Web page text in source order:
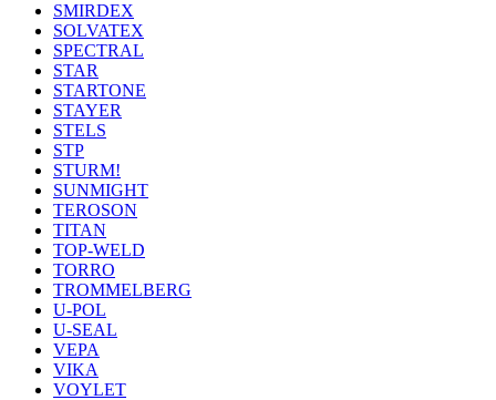
SMIRDEX
SOLVATEX
SPECTRAL
STAR
STARTONE
STAYER
STELS
STP
STURM!
SUNMIGHT
TEROSON
TITAN
TOP-WELD
TORRO
TROMMELBERG
U-POL
U-SEAL
VEPA
VIKA
VOYLET